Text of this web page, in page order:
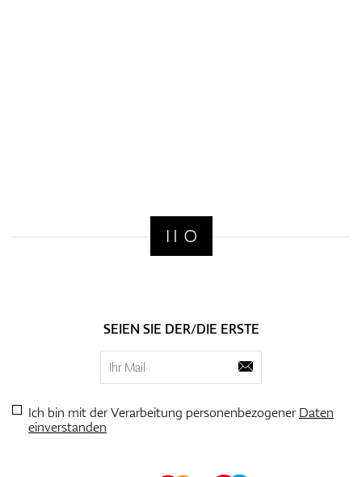
SEIEN SIE DER/DIE ERSTE
Ich bin mit der Verarbeitung personenbezogenerDaten
einverstanden